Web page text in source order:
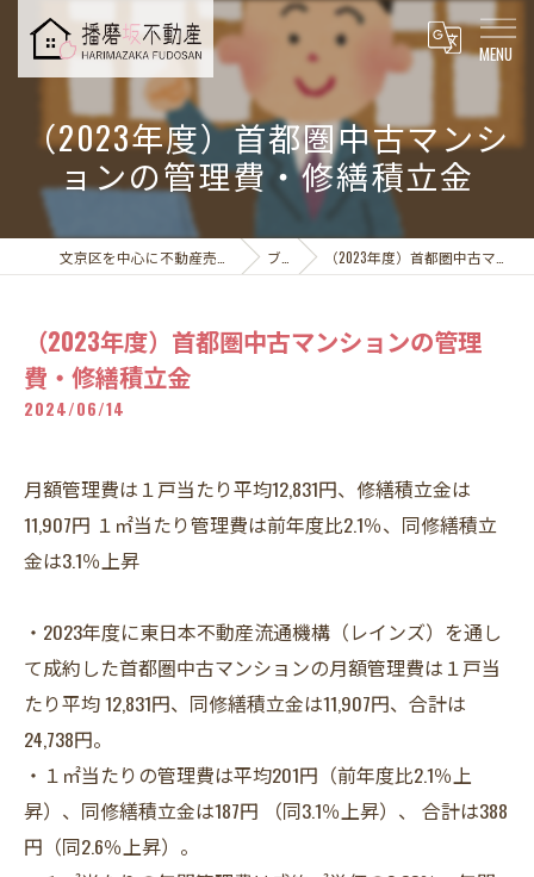
（2023年度）首都圏中古マンシ
ョンの管理費・修繕積立金
ブログ （2023年度）首都圏中古マンションの管理費・修繕積立金
（2023年度）首都圏中古マンションの管理
費・修繕積立金
2024/06/14
月額管理費は１戸当たり平均12,831円、修繕積立金は
11,907円 １㎡当たり管理費は前年度比2.1％、同修繕積立
金は3.1％上昇
・2023年度に東日本不動産流通機構（レインズ）を通し
て成約した首都圏中古マンションの月額管理費は１戸当
たり平均 12,831円、同修繕積立金は11,907円、合計は
24,738円。
・１㎡当たりの管理費は平均201円（前年度比2.1％上
昇）、同修繕積立金は187円 （同3.1％上昇）、 合計は388
円（同2.6％上昇）。